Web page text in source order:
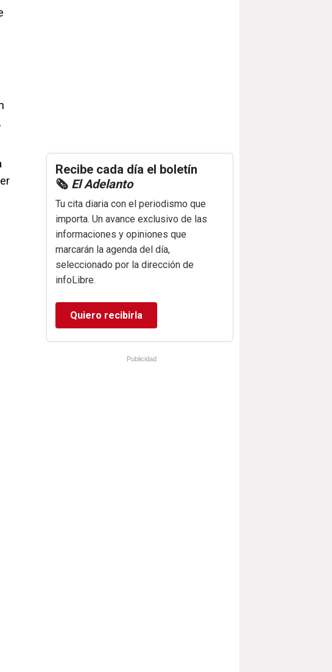
Recibe cada día el boletín
🗞️ El Adelanto
Tu cita diaria con el periodismo que
importa. Un avance exclusivo de las
informaciones y opiniones que
marcarán la agenda del día,
seleccionado por la dirección de
infoLibre.
Quiero recibirla
Publicidad